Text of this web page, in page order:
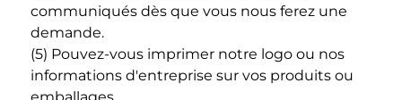
communiqués dès que vous nous ferez une
demande.
(5) Pouvez-vous imprimer notre logo ou nos
informations d'entreprise sur vos produits ou